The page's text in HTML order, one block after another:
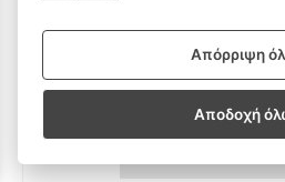
Απόρριψη
Αποδοχή